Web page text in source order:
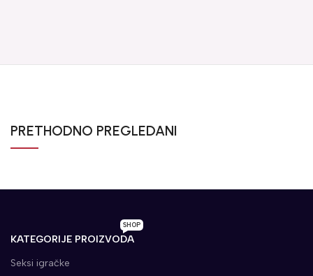
PRETHODNO PREGLEDANI
KATEGORIJE PROIZVODA
SHOP
Seksi igračke